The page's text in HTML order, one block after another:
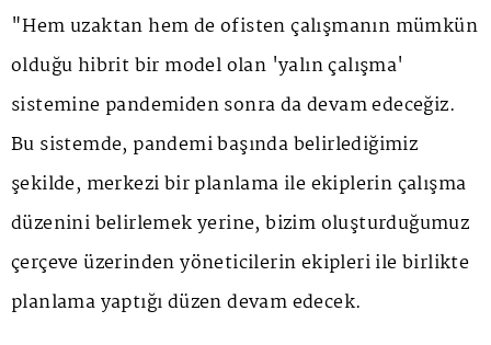
"Hem uzaktan hem de ofisten çalışmanın mümkün
olduğu hibrit bir model olan 'yalın çalışma'
sistemine pandemiden sonra da devam edeceğiz.
Bu sistemde, pandemi başında belirlediğimiz
şekilde, merkezi bir planlama ile ekiplerin çalışma
düzenini belirlemek yerine, bizim oluşturduğumuz
çerçeve üzerinden yöneticilerin ekipleri ile birlikte
planlama yaptığı düzen devam edecek.